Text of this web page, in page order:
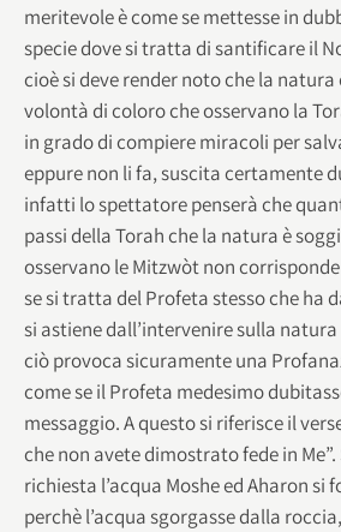
meritevole è come se mettesse in
specie dove si tratta di santificare il
cioè si deve render noto che la
volontà di coloro che osservano la
in grado di compiere miracoli per
eppure non li fa, suscita certamente
infatti lo spettatore penserà che
passi della Torah che la natura è
osservano le Mitzwòt non
se si tratta del Profeta stesso che ha
si astiene dall’intervenire sulla
ciò provoca sicuramente una
come se il Profeta medesimo
messaggio. A questo si riferisce il
che non avete dimostrato fede in
richiesta l’acqua Moshe ed Aharon si
perchè l’acqua sgorgasse dalla